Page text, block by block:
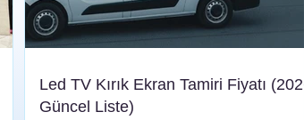
Led TV Kırık Ekran Tamiri Fiyatı (2026
Güncel Liste)